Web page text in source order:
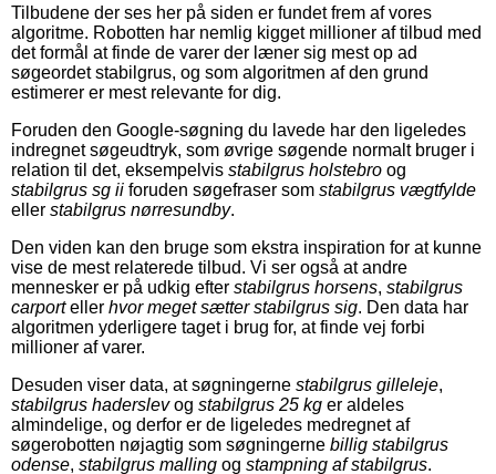
Tilbudene der ses her på siden er fundet frem af vores
algoritme. Robotten har nemlig kigget millioner af tilbud med
det formål at finde de varer der læner sig mest op ad
søgeordet stabilgrus, og som algoritmen af den grund
estimerer er mest relevante for dig.
Foruden den Google-søgning du lavede har den ligeledes
indregnet søgeudtryk, som øvrige søgende normalt bruger i
relation til det, eksempelvis stabilgrus holstebro og
stabilgrus sg ii foruden søgefraser som stabilgrus vægtfylde
eller stabilgrus nørresundby.
Den viden kan den bruge som ekstra inspiration for at kunne
vise de mest relaterede tilbud. Vi ser også at andre
mennesker er på udkig efter stabilgrus horsens, stabilgrus
carporteller hvor meget sætter stabilgrus sig. Den data har
algoritmen yderligere taget i brug for, at finde vej forbi
millioner af varer.
Desuden viser data, at søgningerne stabilgrus gilleleje,
stabilgrus haderslevog stabilgrus 25 kg er aldeles
almindelige, og derfor er de ligeledes medregnet af
søgerobotten nøjagtig som søgningerne billig stabilgrus
odense, stabilgrus malling og stampning af stabilgrus.